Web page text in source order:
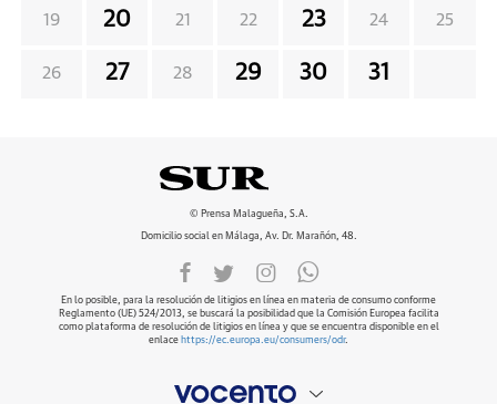
19 20 21 22 23 24 25
26 27 28 29 30 31
© Prensa Malagueña, S.A.
Domicilio social en Málaga, Av. Dr. Marañón, 48.
En lo posible, para la resolución de litigios en línea en materia de consumo conforme
Reglamento (UE) 524/2013, se buscará la posibilidad que la Comisión Europea facilita
como plataforma de resolución de litigios en línea y que se encuentra disponible en el
enlace https://ec.europa.eu/consumers/odr.